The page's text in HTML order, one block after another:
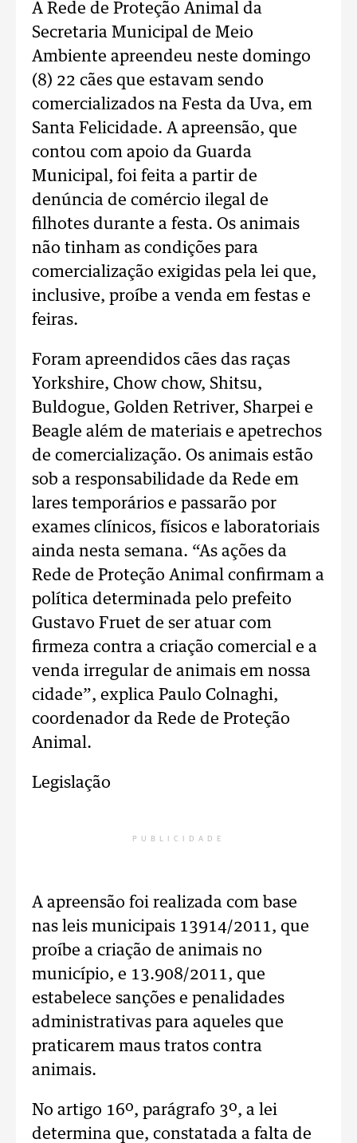
A Rede de Proteção Animal da
Secretaria Municipal de Meio
Ambiente apreendeu neste domingo
(8) 22 cães que estavam sendo
comercializados na Festa da Uva, em
Santa Felicidade. A apreensão, que
contou com apoio da Guarda
Municipal, foi feita a partir de
denúncia de comércio ilegal de
filhotes durante a festa. Os animais
não tinham as condições para
comercialização exigidas pela lei que,
inclusive, proíbe a venda em festas e
feiras.
Foram apreendidos cães das raças
Yorkshire, Chow chow, Shitsu,
Buldogue, Golden Retriver, Sharpei e
Beagle além de materiais e apetrechos
de comercialização. Os animais estão
sob a responsabilidade da Rede em
lares temporários e passarão por
exames clínicos, físicos e laboratoriais
ainda nesta semana. “As ações da
Rede de Proteção Animal confirmam a
política determinada pelo prefeito
Gustavo Fruet de ser atuar com
firmeza contra a criação comercial e a
venda irregular de animais em nossa
cidade”, explica Paulo Colnaghi,
coordenador da Rede de Proteção
Animal.
Legislação
PUBLICIDADE
A apreensão foi realizada com base
nas leis municipais 13914/2011, que
proíbe a criação de animais no
município, e 13.908/2011, que
estabelece sanções e penalidades
administrativas para aqueles que
praticarem maus tratos contra
animais.
No artigo 16º, parágrafo 3º, a lei
determina que, constatada a falta de